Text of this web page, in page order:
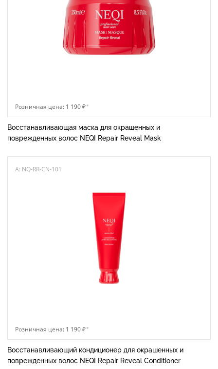
Розничная цена: 1 190 ₽*
Восстанавливающая маска для окрашенных и
поврежденных волос NEQI Repair Reveal Mask
A: NQ-RR-CN-101
Розничная цена: 1 190 ₽*
Восстанавливающий кондиционер для окрашенных и
поврежденных волос NEQI Repair Reveal Conditioner